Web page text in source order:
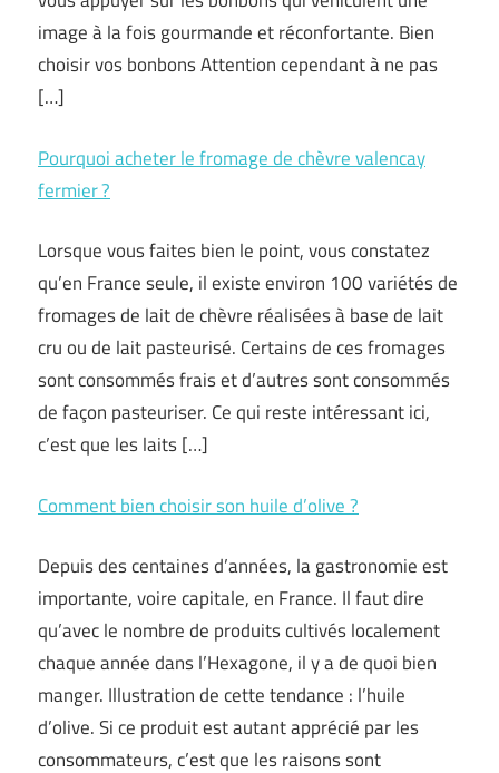
image à la fois gourmande et réconfortante. Bien
choisir vos bonbons Attention cependant à ne pas
[…]
Pourquoi acheter le fromage de chèvre valencay
fermier ?
Lorsque vous faites bien le point, vous constatez
qu’en France seule, il existe environ 100 variétés de
fromages de lait de chèvre réalisées à base de lait
cru ou de lait pasteurisé. Certains de ces fromages
sont consommés frais et d’autres sont consommés
de façon pasteuriser. Ce qui reste intéressant ici,
c’est que les laits […]
Comment bien choisir son huile d’olive ?
Depuis des centaines d’années, la gastronomie est
importante, voire capitale, en France. Il faut dire
qu’avec le nombre de produits cultivés localement
chaque année dans l’Hexagone, il y a de quoi bien
manger. Illustration de cette tendance : l’huile
d’olive. Si ce produit est autant apprécié par les
consommateurs, c’est que les raisons sont